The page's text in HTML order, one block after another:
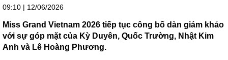
09:10 | 12/06/2026
Miss Grand Vietnam 2026 tiếp tục công bố dàn giám khảo
với sự góp mặt của Kỳ Duyên, Quốc Trường, Nhật Kim
Anh và Lê Hoàng Phương.